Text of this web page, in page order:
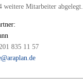
weitere Mitarbeiter abgelegt.
835 11 57